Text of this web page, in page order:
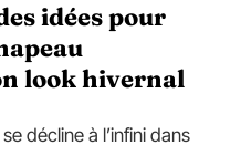
idées pour
look hivernal
se décline à l’infini dans